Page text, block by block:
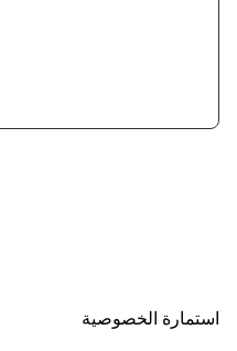
استمارة الخصوصية